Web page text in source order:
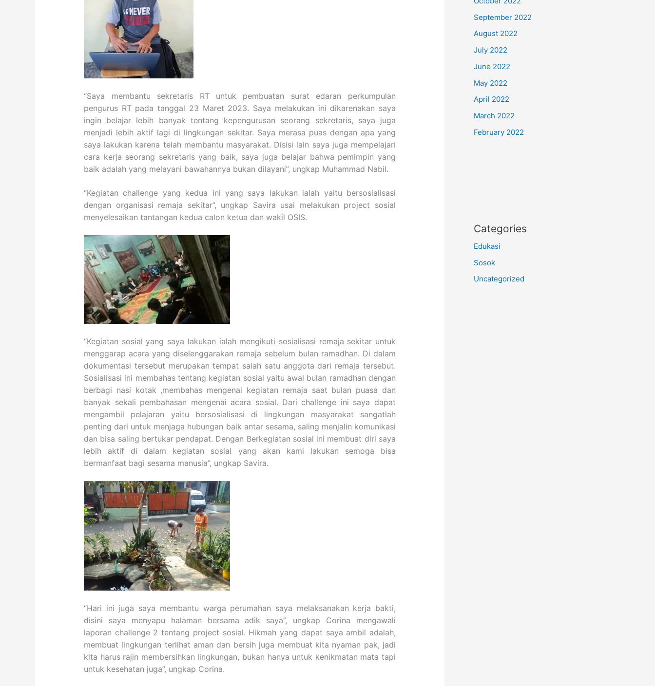
“Saya membantu sekretaris RT untuk pembuatan surat edaran perkumpulan
pengurus RT pada tanggal 23 Maret 2023. Saya melakukan ini dikarenakan saya
ingin belajar lebih banyak tentang kepengurusan seorang sekretaris, saya juga
menjadi lebih aktif lagi di lingkungan sekitar. Saya merasa puas dengan apa yang
saya lakukan karena telah membantu masyarakat. Disisi lain saya juga mempelajari
cara kerja seorang sekretaris yang baik, saya juga belajar bahwa pemimpin yang
baik adalah yang melayani bawahannya bukan dilayani”, ungkap Muhammad Nabil.
“Kegiatan challenge yang kedua ini yang saya lakukan ialah yaitu bersosialisasi
dengan organisasi remaja sekitar”, ungkap Savira usai melakukan project sosial
menyelesaikan tantangan kedua calon ketua dan wakil OSIS.
“Kegiatan sosial yang saya lakukan ialah mengikuti sosialisasi remaja sekitar untuk
menggarap acara yang diselenggarakan remaja sebelum bulan ramadhan. Di dalam
dokumentasi tersebut merupakan tempat salah satu anggota dari remaja tersebut.
Sosialisasi ini membahas tentang kegiatan sosial yaitu awal bulan ramadhan dengan
berbagi nasi kotak ,membahas mengenai kegiatan remaja saat bulan puasa dan
banyak sekali pembahasan mengenai acara sosial. Dari challenge ini saya dapat
mengambil pelajaran yaitu bersosialisasi di lingkungan masyarakat sangatlah
penting dari untuk menjaga hubungan baik antar sesama, saling menjalin komunikasi
dan bisa saling bertukar pendapat. Dengan Berkegiatan sosial ini membuat diri saya
lebih aktif di dalam kegiatan sosial yang akan kami lakukan semoga bisa
bermanfaat bagi sesama manusia”, ungkap Savira.
“Hari ini juga saya membantu warga perumahan saya melaksanakan kerja bakti,
disini saya menyapu halaman bersama adik saya”, ungkap Corina mengawali
laporan challenge 2 tentang project sosial. Hikmah yang dapat saya ambil adalah,
membuat lingkungan terlihat aman dan bersih juga membuat kita nyaman pak, jadi
kita harus rajin membersihkan lingkungan, bukan hanya untuk kenikmatan mata tapi
untuk kesehatan juga”, ungkap Corina.
September 2022
August 2022
July 2022
June 2022
May 2022
April 2022
March 2022
February 2022
Categories
Edukasi
Sosok
Uncategorized